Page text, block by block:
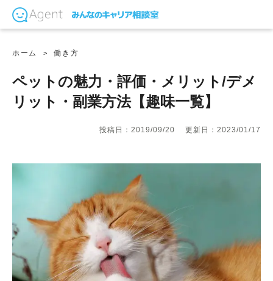
ホーム 働き方
ペットの魅力・評価・メリット/デメ
リット・副業方法【趣味一覧】
投稿日：2019/09/20 更新日：2023/01/17